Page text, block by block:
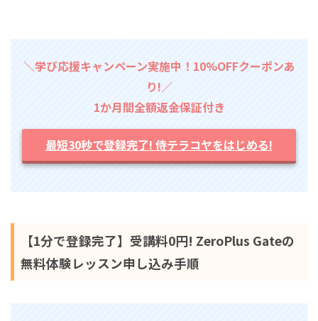
＼学び応援キャンペーン実施中！10%OFFクーポンあ
り!／
1か月間全額返金保証付き
最短30秒で登録完了! 侍テラコヤをはじめる!
【1分で登録完了】受講料0円! ZeroPlus Gateの
無料体験レッスン申し込み手順